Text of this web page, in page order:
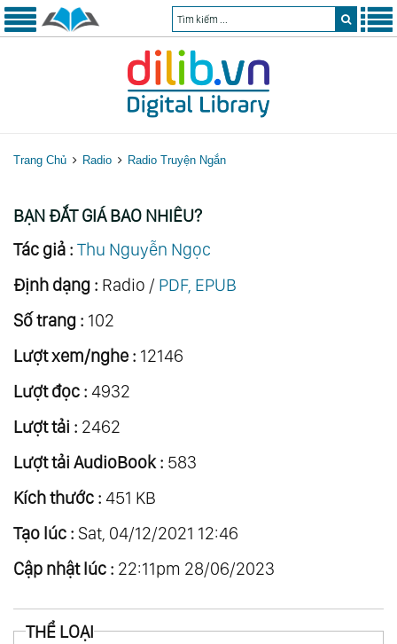
Trang Chủ Radio Radio Truyện Ngắn
BẠN ĐẮT GIÁ BAO NHIÊU?
Tác giả : Thu Nguyễn Ngọc
Định dạng : Radio / PDF, EPUB
Số trang : 102
Lượt xem/nghe : 12146
Lượt đọc : 4932
Lượt tải : 2462
Lượt tải AudioBook : 583
Kích thước : 451 KB
Tạo lúc : Sat, 04/12/2021 12:46
Cập nhật lúc : 22:11pm 28/06/2023
THỂ LOẠI